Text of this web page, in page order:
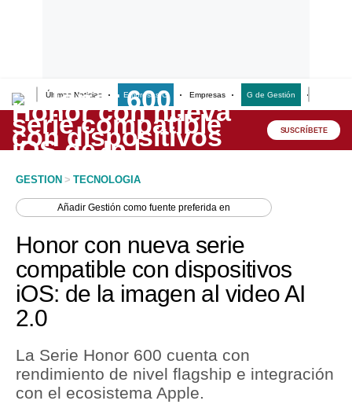
Últimas Noticias Empresas G Empresas G de Gestión
Lo último
Peru Quiosco
Economía
Mercados
Perú
Política
Tu Dinero
SUSCRÍBETE
GESTION > TECNOLOGIA
AñadirGestión como fuente preferida en
Honor con nueva serie
compatible con dispositivos
iOS: de la imagen al video AI
2.0
La Serie Honor 600 cuenta con
rendimiento de nivel flagship e integración
con el ecosistema Apple.